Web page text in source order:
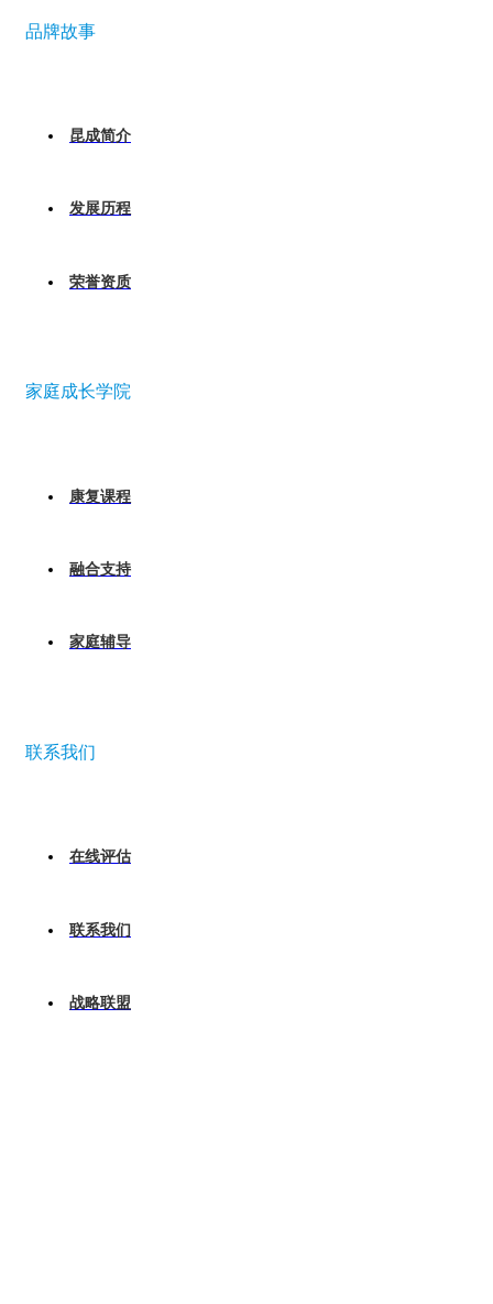
品牌故事
昆成简介
发展历程
荣誉资质
家庭成长学院
康复课程
融合支持
家庭辅导
联系我们
在线评估
联系我们
战略联盟